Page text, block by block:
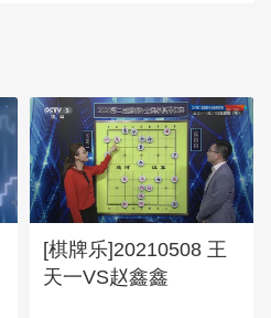
[棋牌乐]20210508 王
天一VS赵鑫鑫